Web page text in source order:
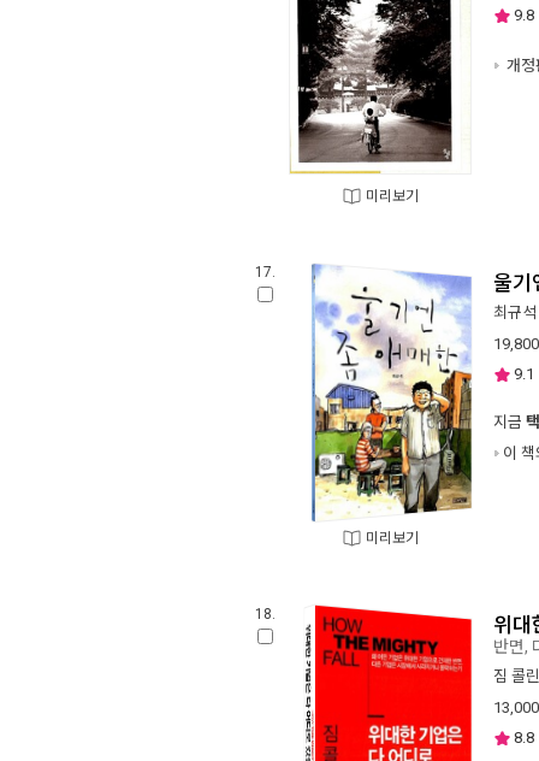
미리보기
9.8
개정
17.
미리보기
울기
최규석
19,800
9.1
지금
이
18. 위대
반면,
짐 콜
13,000
8.8